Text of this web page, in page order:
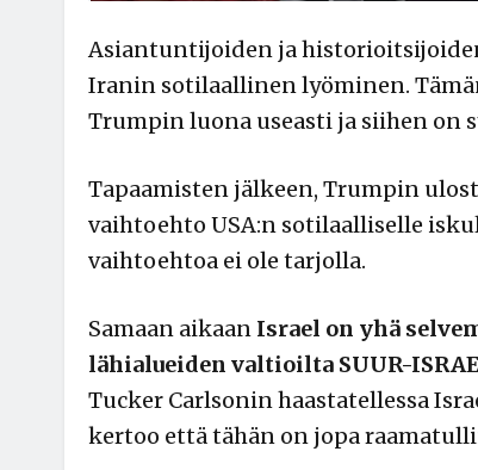
Asiantuntijoiden ja
Iranin sotilaallinen lyöminen.
Trumpin luona useasti ja siihen on
Tapaamisten jälkeen, Trumpin
vaihtoehto USA:n sotilaalliselle
vaihtoehtoa ei ole tarjolla.
Samaan aikaan Israel on yhä
lähialueiden valtioilta SUUR-
Tucker Carlsonin haastatellessa
kertoo että tähän on jopa